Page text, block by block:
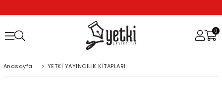
0
Anasayfa > YETKİ YAYINCILIK KİTAPLARI